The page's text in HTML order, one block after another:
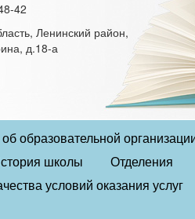
42
Ленинский район,
д.18-а
образовательной
школы
Отделения
условий оказания услуг